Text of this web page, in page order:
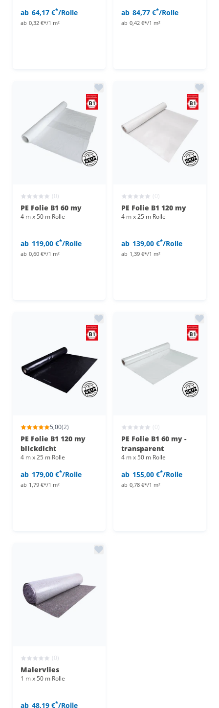
ab 64,17 €*/Rolle
ab 0,32 €*/1 m²
ab 84,77 €*/Rolle
ab 0,42 €*/1 m²
(0)
PE Folie B1 60 my
4 m x 50 m Rolle
ab 119,00 €*/Rolle
ab 0,60 €*/1 m²
(0)
PE Folie B1 120 my
4 m x 25 m Rolle
ab 139,00 €*/Rolle
ab 1,39 €*/1 m²
5,00(2)
PE Folie B1 120 my
blickdicht
4 m x 25 m Rolle
ab 179,00 €*/Rolle
ab 1,79 €*/1 m²
(0)
PE Folie B1 60 my -
transparent
4 m x 50 m Rolle
ab 155,00 €*/Rolle
ab 0,78 €*/1 m²
(0)
Malervlies
1 m x 50 m Rolle
ab 48,19 €*/Rolle